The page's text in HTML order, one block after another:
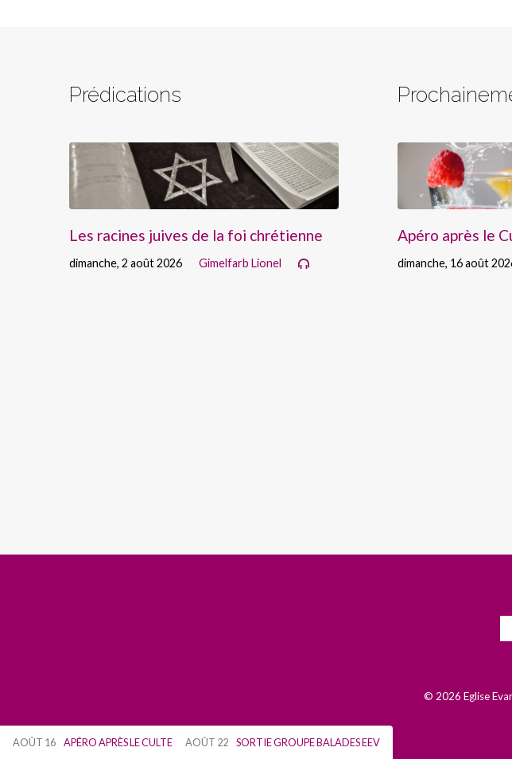
Prédications
Les racines juives de la foi chrétienne
dimanche, 2 août 2026 Gimelfarb Lionel
Apéro après le
dimanche, 16 août
© 2026 Eglise
AOÛT 16 APÉRO APRÈS LE CULTE AOÛT 22 SORTIE GROUPE BALADES EEV